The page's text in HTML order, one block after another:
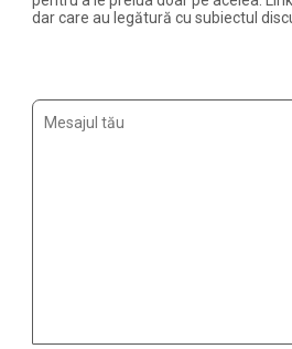
dar care au legătură cu subiectul